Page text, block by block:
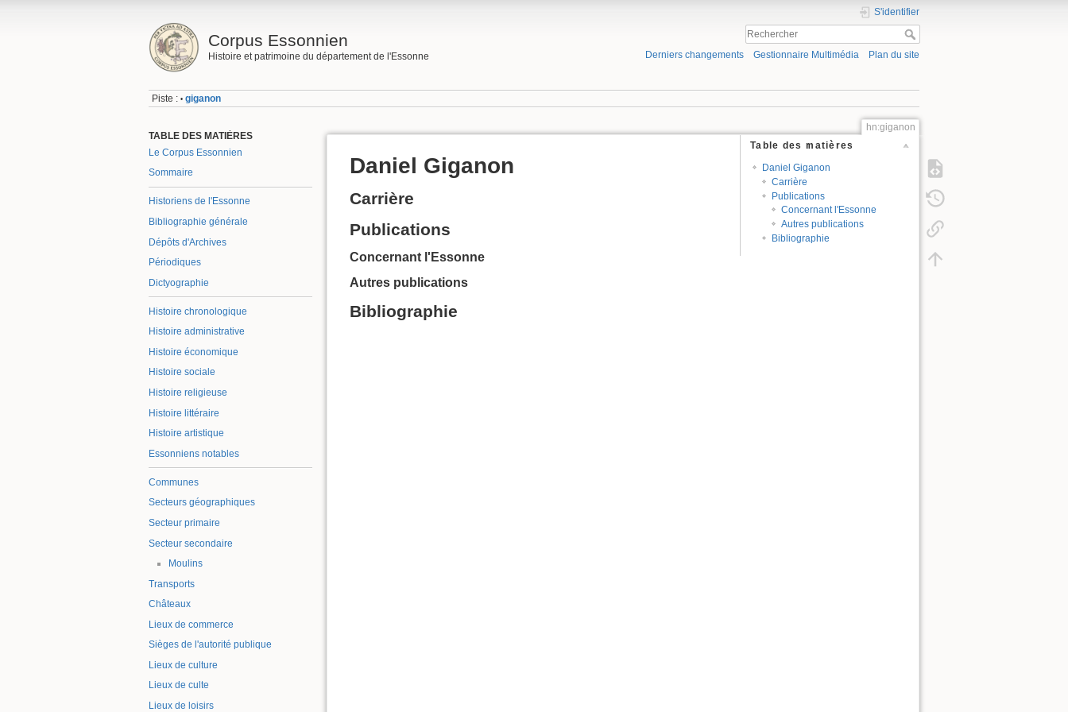
Corpus Essonnien
Histoire et patrimoine du département de l'Essonne
S'identifier
Derniers changements Gestionnaire Multimédia Plan du site
Piste : • giganon
TABLE DES MATIÈRES
Le Corpus Essonnien
Sommaire
Historiens de l'Essonne
Bibliographie générale
Dépôts d'Archives
Périodiques
Dictyographie
Histoire chronologique
Histoire administrative
Histoire économique
Histoire sociale
Histoire religieuse
Histoire littéraire
Histoire artistique
Essonniens notables
Communes
Secteurs géographiques
Secteur primaire
Secteur secondaire
Moulins
Transports
Châteaux
Lieux de commerce
Sièges de l'autorité publique
Lieux de culture
Lieux de culte
Lieux de loisirs
hn:giganon
Table des matières
Daniel Giganon
Carrière
Publications
Concernant l'Essonne
Autres publications
Bibliographie
Daniel Giganon
Carrière
Publications
Concernant l'Essonne
Autres publications
Bibliographie